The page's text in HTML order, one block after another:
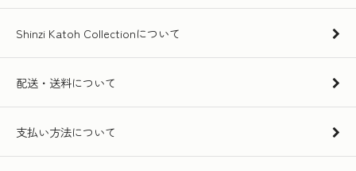
Shinzi Katoh Collectionについて
配送・送料について
支払い方法について